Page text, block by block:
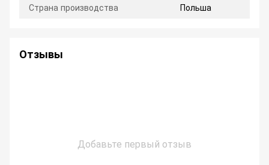
Страна производства
Польша
Отзывы
Добавьте первый отзыв